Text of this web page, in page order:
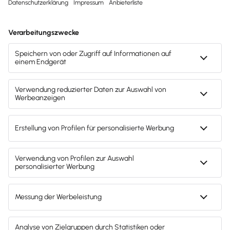
Svenja Bock
Deine Ansprechpartnerin für die
Lexware Akademie